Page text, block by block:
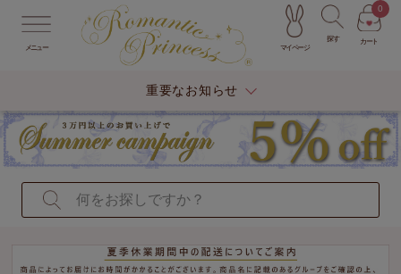
メニュー マイページ
探す カート
0
重要なお知らせ